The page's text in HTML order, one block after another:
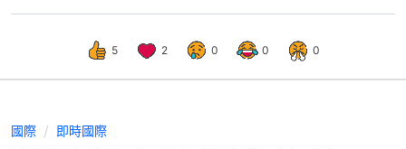
5 2 0 0 0
國際 即時國際